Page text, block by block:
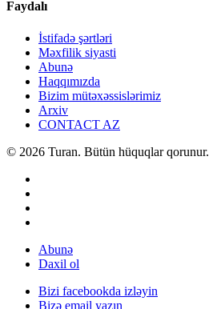
Faydalı
İstifadə şərtləri
Məxfilik siyasti
Abunə
Haqqımızda
Bizim mütəxəssislərimiz
Arxiv
CONTACT AZ
© 2026 Turan. Bütün hüquqlar qorunur.
Abunə
Daxil ol
Bizi facebookda izləyin
Bizə email yazın